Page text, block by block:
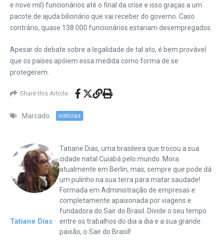
e nove mil) funcionários até o final da crise e isso graças a um
pacote de ajuda bilionário que vai receber do governo. Caso
contrário, quase 138.000 funcionários estariam desempregados.
Apesar do debate sobre a legalidade de tal ato, é bem provável
que os países apóiem essa medida como forma de se
protegerem.
Share this Article
Marcado: notícias
Tatiane Dias
Tatiane Dias, uma brasileira que trocou a sua
cidade natal Cuiabá pelo mundo. Mora
atualmente em Berlin, mas, sempre que pode dá
um pulinho na sua terra para matar saudade!
Formada em Administração de empresas e
completamente apaixonada por viagens e
fundadora do Sair do Brasil. Divide o seu tempo
entre os trabalhos do dia a dia e a sua grande
paixão, o Sair do Brasil!